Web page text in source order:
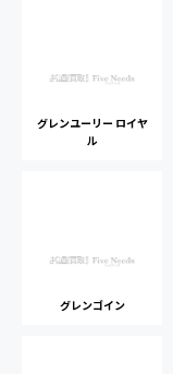
グレンユーリー ロイヤ
ル
グレンゴイン